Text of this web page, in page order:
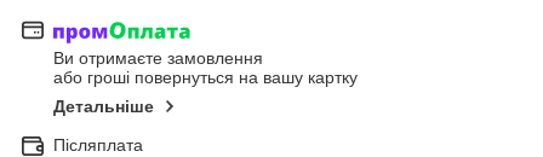
Ви отримаєте замовлення
або гроші повернуться на вашу картку
Детальніше
Післяплата